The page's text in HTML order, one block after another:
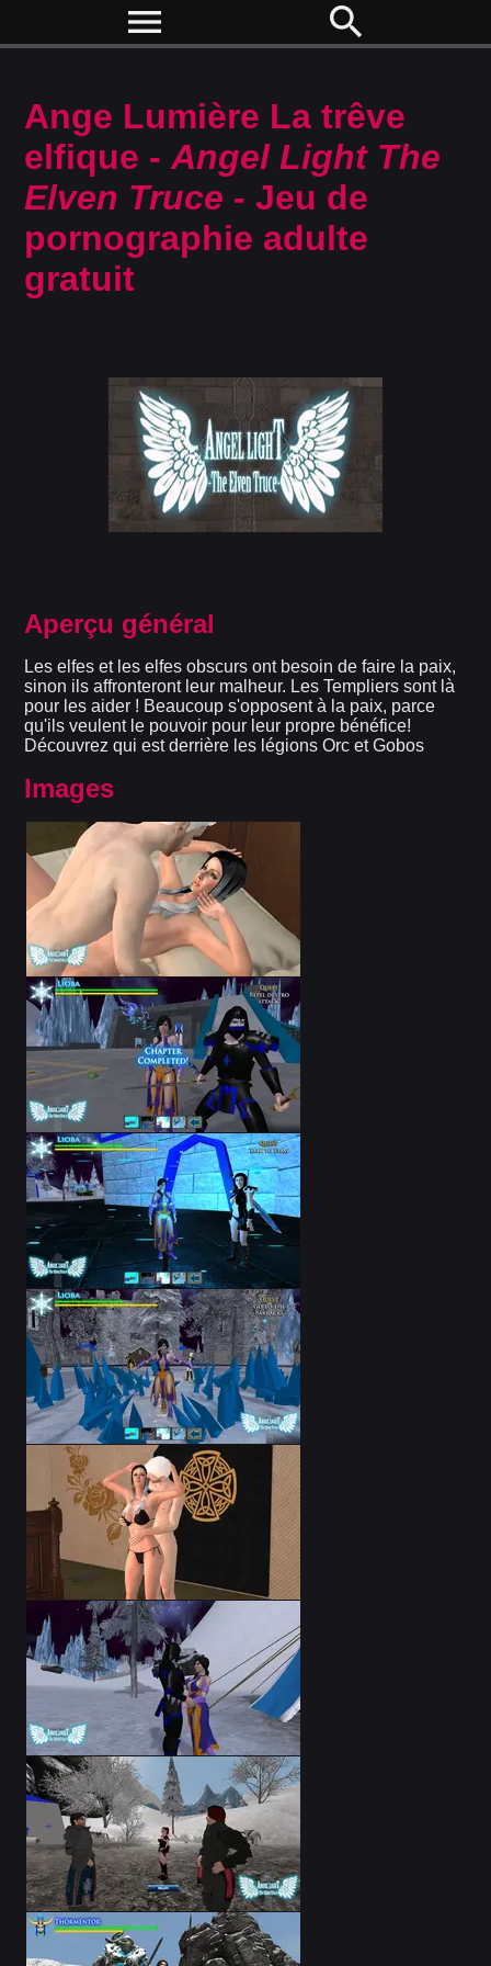
menu search
Ange Lumière La trêve
elfique -Angel Light The
Elven Truce - Jeu de
pornographie adulte
gratuit
Aperçu général
Les elfes et les elfes obscurs ont besoin de faire la paix,
sinon ils affronteront leur malheur. Les Templiers sont là
pour les aider ! Beaucoup s'opposent à la paix, parce
qu'ils veulent le pouvoir pour leur propre bénéfice!
Découvrez qui est derrière les légions Orc et Gobos
Images